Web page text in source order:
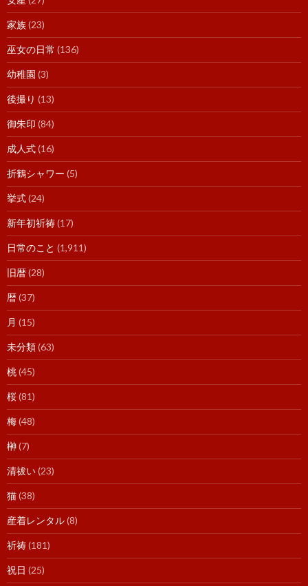
家族(23)
巫女の日常 (136)
幼稚園 (3)
後撮り (13)
御朱印 (84)
成人式(16)
折鶴シャワー (5)
挙式(24)
新年初祈祷(17)
日常のこと (1,911)
旧暦(28)
暦(37)
月 (15)
未分類(63)
桃(45)
桜(81)
梅(48)
榊(7)
清祓い(23)
猫(38)
産着レンタル(8)
祈祷(181)
祝日 (25)